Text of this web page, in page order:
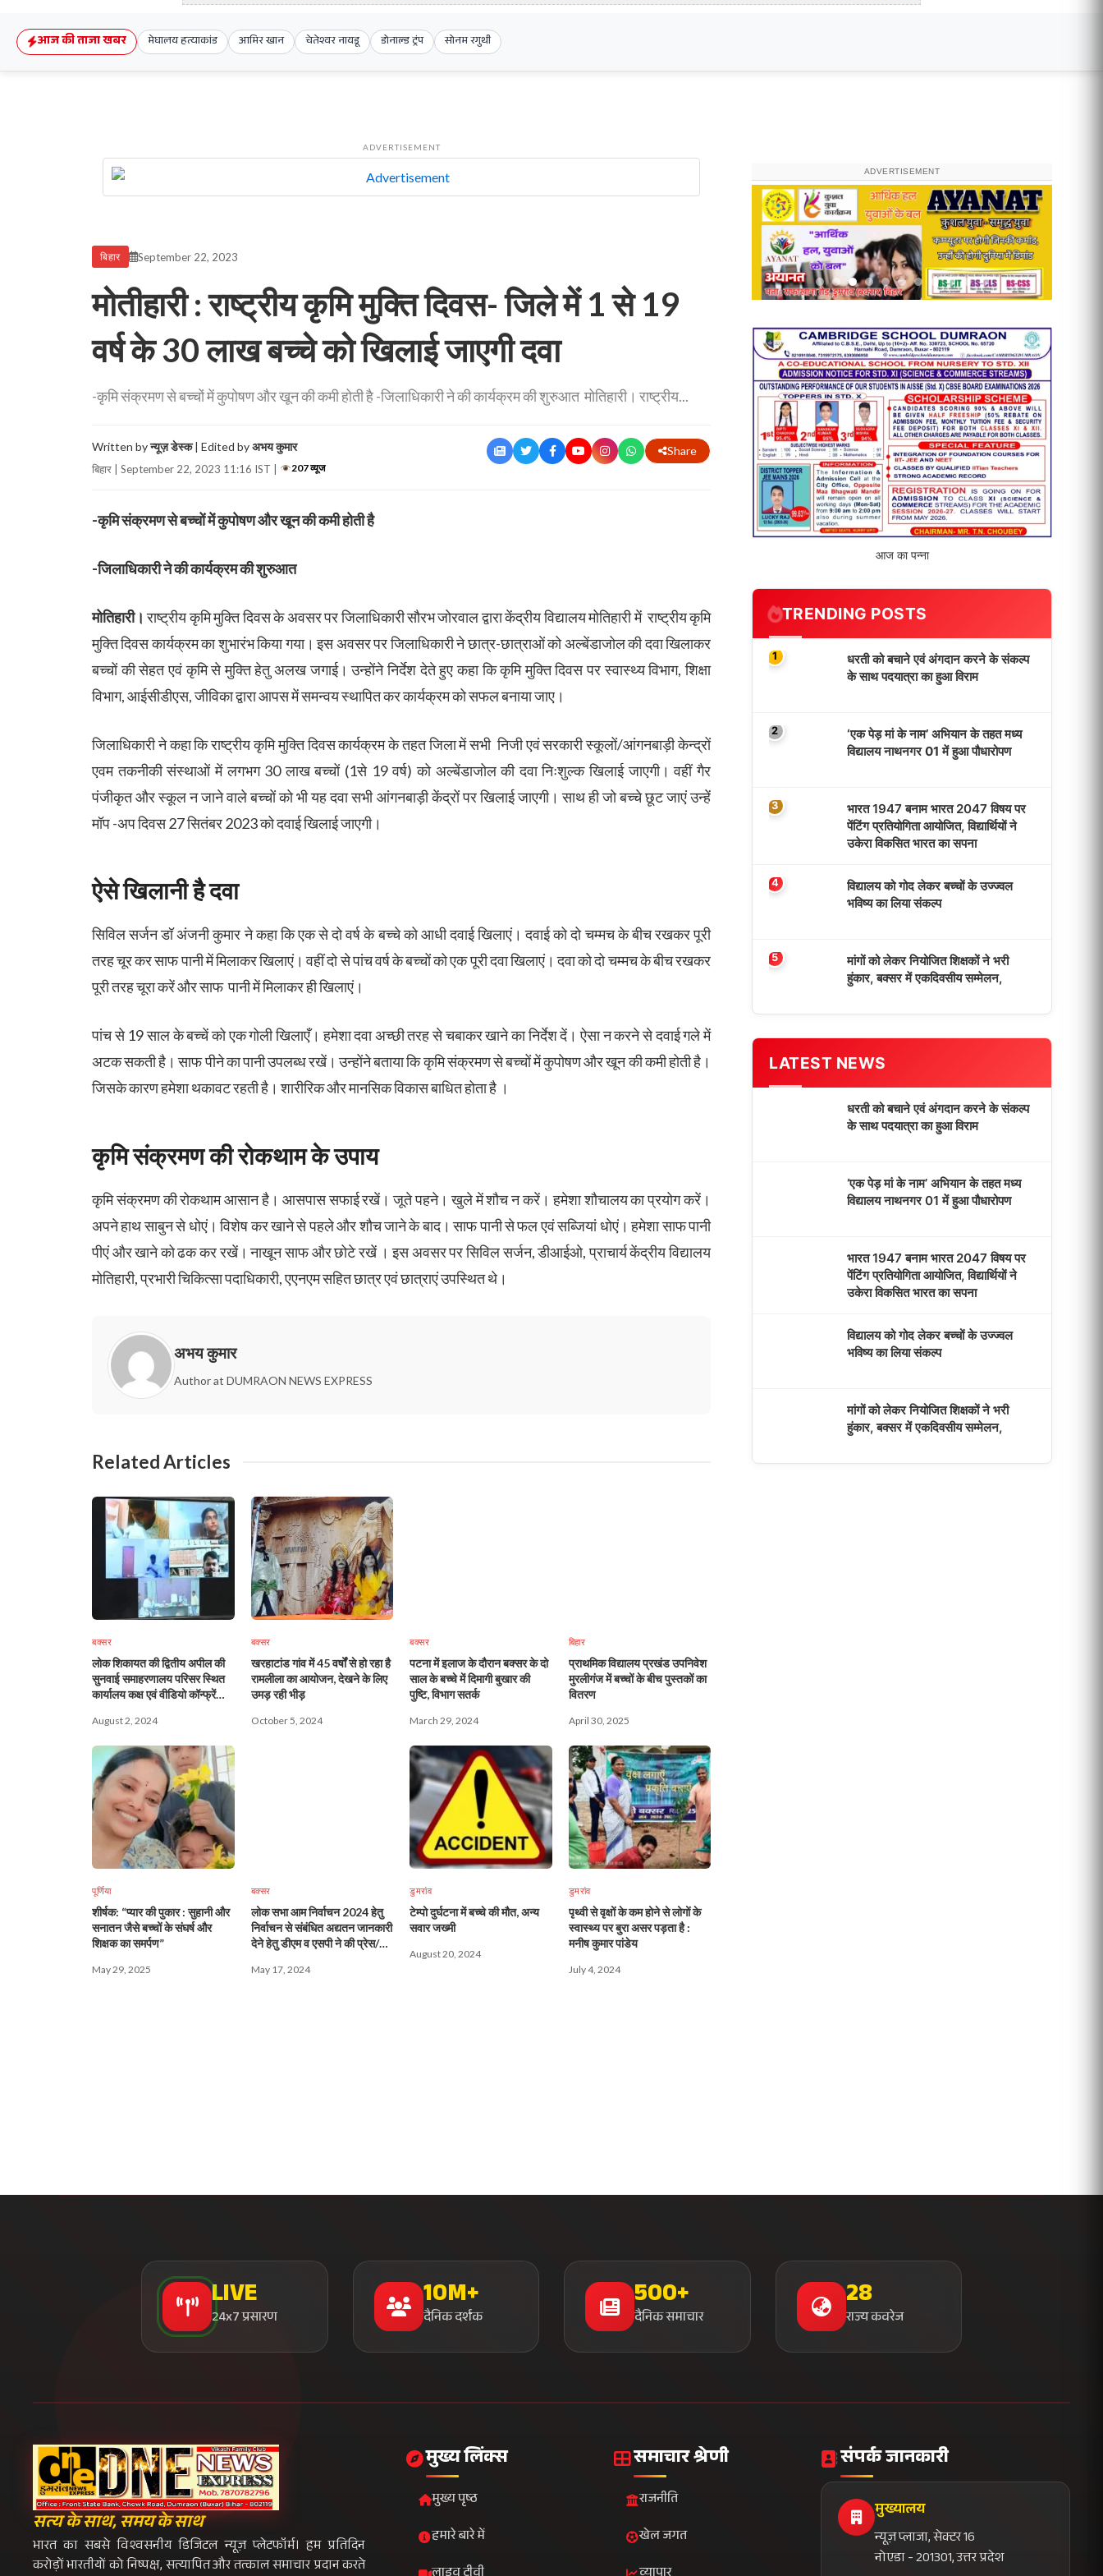
आज की ताजा खबर मेघालय हत्याकांड आमिर खान चेतेश्वर नायडू डोनाल्ड ट्रंप सोनम रगुथी
ADVERTISEMENT
बिहार September 22, 2023
मोतीहारी : राष्ट्रीय कृमि मुक्ति दिवस- जिले में 1 से 19
वर्ष के 30 लाख बच्चे को खिलाई जाएगी दवा
-कृमि संक्रमण से बच्चों में कुपोषण और खून की कमी होती है -जिलाधिकारी ने की कार्यक्रम की शुरुआत मोतिहारी। राष्ट्रीय...
Written byन्यूज़ डेस्क| Edited byअभय कुमार
बिहार | September 22, 2023 11:16 IST | 207 व्यूज
Share
-कृमि संक्रमण से बच्चों में कुपोषण और खून की कमी होती है
-जिलाधिकारी ने की कार्यक्रम की शुरुआत
मोतिहारी। राष्ट्रीय कृमि मुक्ति दिवस के अवसर पर जिलाधिकारी सौरभ जोरवाल द्वारा केंद्रीय विद्यालय मोतिहारी में राष्ट्रीय कृमि
मुक्ति दिवस कार्यक्रम का शुभारंभ किया गया। इस अवसर पर जिलाधिकारी ने छात्र-छात्राओं को अल्बेंडाजोल की दवा खिलाकर
बच्चों की सेहत एवं कृमि से मुक्ति हेतु अलख जगाई। उन्होंने निर्देश देते हुए कहा कि कृमि मुक्ति दिवस पर स्वास्थ्य विभाग, शिक्षा
विभाग, आईसीडीएस, जीविका द्वारा आपस में समन्वय स्थापित कर कार्यक्रम को सफल बनाया जाए।
जिलाधिकारी ने कहा कि राष्ट्रीय कृमि मुक्ति दिवस कार्यक्रम के तहत जिला में सभी निजी एवं सरकारी स्कूलों/आंगनबाड़ी केन्द्रों
एवम तकनीकी संस्थाओं में लगभग 30 लाख बच्चों (1से 19 वर्ष) को अल्बेंडाजोल की दवा निःशुल्क खिलाई जाएगी। वहीं गैर
पंजीकृत और स्कूल न जाने वाले बच्चों को भी यह दवा सभी आंगनबाड़ी केंद्रों पर खिलाई जाएगी। साथ ही जो बच्चे छूट जाएं उन्हें
मॉप -अप दिवस 27 सितंबर 2023 को दवाई खिलाई जाएगी।
ऐसे खिलानी है दवा
सिविल सर्जन डॉ अंजनी कुमार ने कहा कि एक से दो वर्ष के बच्चे को आधी दवाई खिलाएं। दवाई को दो चम्मच के बीच रखकर पूरी
तरह चूर कर साफ पानी में मिलाकर खिलाएं। वहीं दो से पांच वर्ष के बच्चों को एक पूरी दवा खिलाएं। दवा को दो चम्मच के बीच रखकर
पूरी तरह चूरा करें और साफ पानी में मिलाकर ही खिलाएं।
पांच से 19 साल के बच्चें को एक गोली खिलाएँ। हमेशा दवा अच्छी तरह से चबाकर खाने का निर्देश दें। ऐसा न करने से दवाई गले में
अटक सकती है। साफ पीने का पानी उपलब्ध रखें। उन्होंने बताया कि कृमि संक्रमण से बच्चों में कुपोषण और खून की कमी होती है।
जिसके कारण हमेशा थकावट रहती है। शारीरिक और मानसिक विकास बाधित होता है ।
कृमि संक्रमण की रोकथाम के उपाय
कृमि संक्रमण की रोकथाम आसान है। आसपास सफाई रखें। जूते पहने। खुले में शौच न करें। हमेशा शौचालय का प्रयोग करें।
अपने हाथ साबुन से धोएं। विशेष कर खाने से पहले और शौच जाने के बाद। साफ पानी से फल एवं सब्जियां धोएं। हमेशा साफ पानी
पीएं और खाने को ढक कर रखें। नाखून साफ और छोटे रखें । इस अवसर पर सिविल सर्जन, डीआईओ, प्राचार्य केंद्रीय विद्यालय
मोतिहारी, प्रभारी चिकित्सा पदाधिकारी, एएनएम सहित छात्र एवं छात्राएं उपस्थित थे।
अभय कुमार
Author at DUMRAON NEWS EXPRESS
Related Articles
बक्सर
लोक शिकायत की द्वितीय अपील की
सुनवाई समाहरणालय परिसर स्थित
कार्यालय कक्ष एवं वीडियो कॉन्फ्रेंसिंग
August 2, 2024
बक्सर
खरहाटांड गांव में 45 वर्षों से हो रहा है
रामलीला का आयोजन, देखने के लिए
उमड़ रही भीड़
October 5, 2024
बक्सर
पटना में इलाज के दौरान बक्सर के दो
साल के बच्चे में दिमागी बुखार की
पुष्टि, विभाग सतर्क
March 29, 2024
बिहार
प्राथमिक विद्यालय प्रखंड उपनिवेश
मुरलीगंज में बच्चों के बीच पुस्तकों का
वितरण
April 30, 2025
पूर्णिया
शीर्षक: “प्यार की पुकार : सुहानी और
सनातन जैसे बच्चों के संघर्ष और
शिक्षक का समर्पण”
May 29, 2025
बक्सर
लोक सभा आम निर्वाचन 2024 हेतु
निर्वाचन से संबंधित अद्यतन जानकारी
देने हेतु डीएम व एसपी ने की प्रेस/
May 17, 2024
डुमरांव
टेम्पो दुर्घटना में बच्चे की मौत, अन्य
सवार जख्मी
August 20, 2024
डुमरांव
पृथ्वी से वृक्षों के कम होने से लोगों के
स्वास्थ्य पर बुरा असर पड़ता है :
मनीष कुमार पांडेय
July 4, 2024
ADVERTISEMENT
आज का पन्ना
TRENDING POSTS
1
धरती को बचाने एवं अंगदान करने के संकल्प
के साथ पदयात्रा का हुआ विराम
2
‘एक पेड़ मां के नाम’ अभियान के तहत मध्य
विद्यालय नाथनगर 01 में हुआ पौधारोपण
3
भारत 1947 बनाम भारत 2047 विषय पर
पेंटिंग प्रतियोगिता आयोजित, विद्यार्थियों ने
उकेरा विकसित भारत का सपना
4
विद्यालय को गोद लेकर बच्चों के उज्ज्वल
भविष्य का लिया संकल्प
5
मांगों को लेकर नियोजित शिक्षकों ने भरी
हुंकार, बक्सर में एकदिवसीय सम्मेलन,
LATEST NEWS
धरती को बचाने एवं अंगदान करने के संकल्प
के साथ पदयात्रा का हुआ विराम
‘एक पेड़ मां के नाम’ अभियान के तहत मध्य
विद्यालय नाथनगर 01 में हुआ पौधारोपण
भारत 1947 बनाम भारत 2047 विषय पर
पेंटिंग प्रतियोगिता आयोजित, विद्यार्थियों ने
उकेरा विकसित भारत का सपना
विद्यालय को गोद लेकर बच्चों के उज्ज्वल
भविष्य का लिया संकल्प
मांगों को लेकर नियोजित शिक्षकों ने भरी
हुंकार, बक्सर में एकदिवसीय सम्मेलन,
LIVE
24x7 प्रसारण
10M+
दैनिक दर्शक
500+
दैनिक समाचार
28
राज्य कवरेज
सत्य के साथ, समय के साथ
भारत का सबसे विश्वसनीय डिजिटल न्यूज़ प्लेटफॉर्म। हम प्रतिदिन
करोड़ों भारतीयों को निष्पक्ष, सत्यापित और तत्काल समाचार प्रदान करते
मुख्य लिंक्स
मुख्य पृष्ठ
हमारे बारे में
समाचार श्रेणी
राजनीति
खेल जगत
संपर्क जानकारी
मुख्यालय
न्यूज़ प्लाजा, सेक्टर 16
नोएडा - 201301, उत्तर प्रदेश